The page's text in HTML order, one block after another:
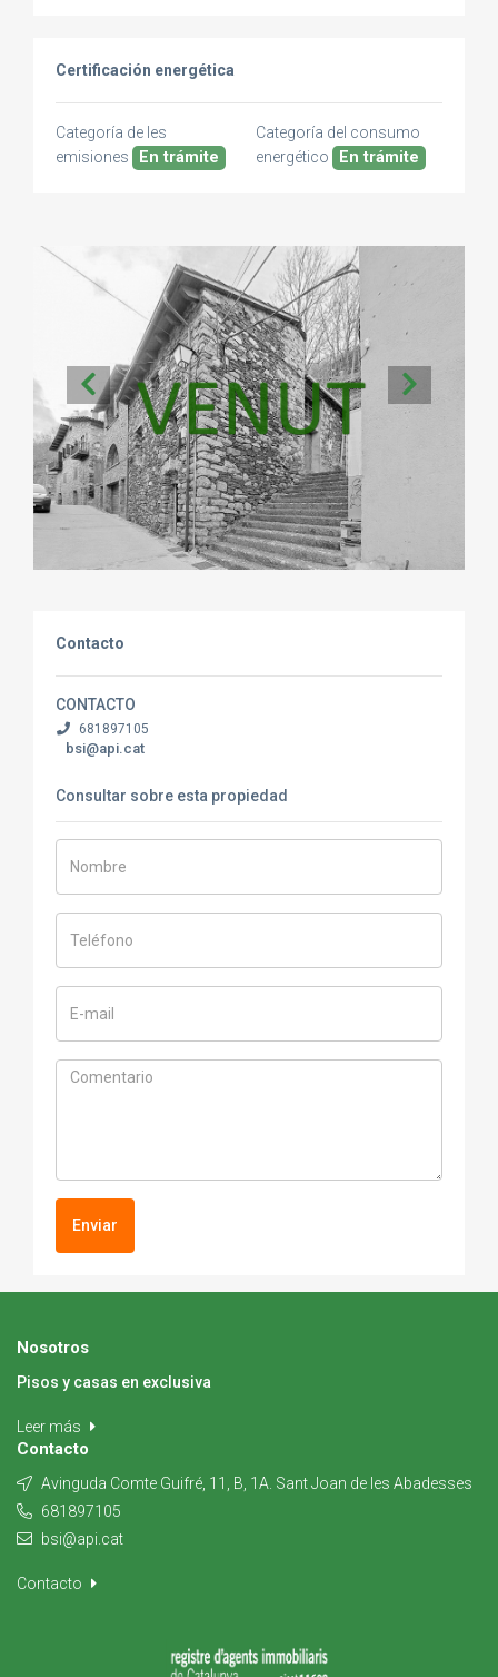
Certificación energética
Categoría de les
emisiones
En trámite
Categoría del consumo
energético
En trámite
Contacto
CONTACTO
681897105
bsi@api.cat
Consultar sobre esta propiedad
Enviar
Nosotros
Pisos y casas en exclusiva
Leer más
Contacto
Avinguda Comte Guifré, 11, B, 1A. Sant Joan de les Abadesses
681897105
bsi@api.cat
Contacto